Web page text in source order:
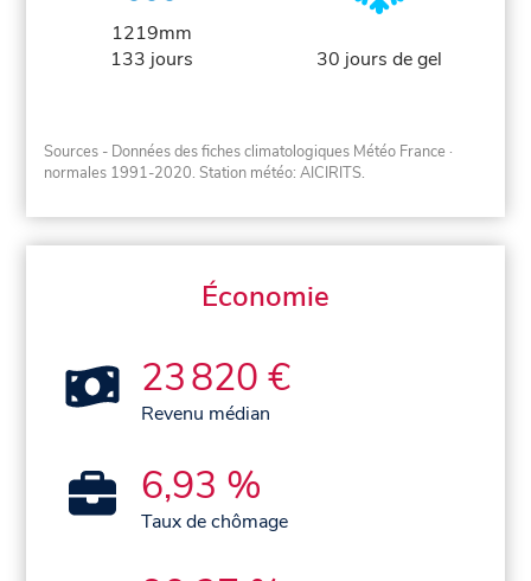
1219mm
133 jours
30 jours de gel
Sources - Données des fiches climatologiques Météo France ·
normales 1991-2020. Station météo: AICIRITS.
Économie
23 820 €
Revenu médian
6,93 %
Taux de chômage